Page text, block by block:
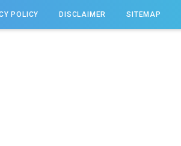
POLICY DISCLAIMER SITEMAP